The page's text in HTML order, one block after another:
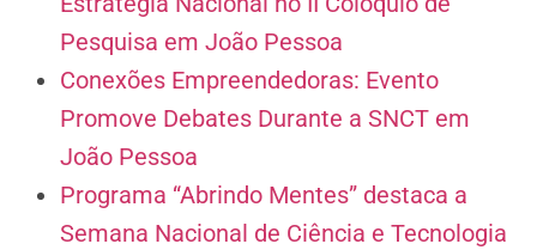
Pesquisa em João Pessoa
Conexões Empreendedoras: Evento
Promove Debates Durante a SNCT em
João Pessoa
Programa “Abrindo Mentes” destaca a
Semana Nacional de Ciência e Tecnologia